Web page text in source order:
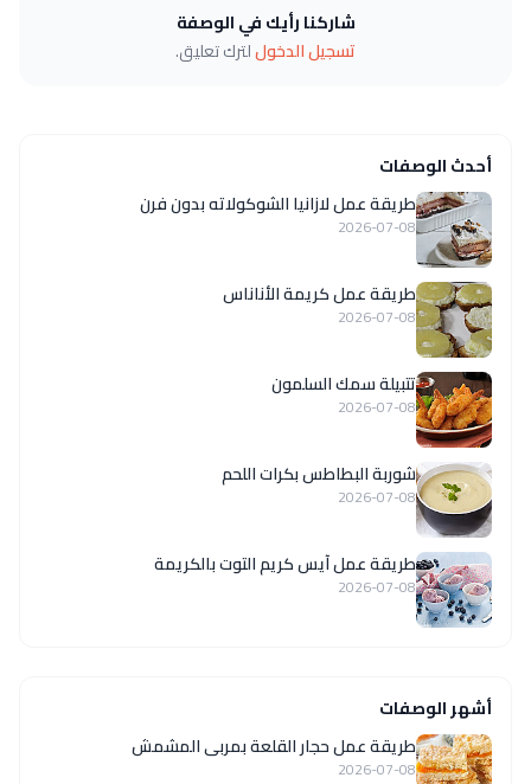
شاركنا رأيك في الوصفة
تسجيل الدخوللترك تعليق.
أحدث الوصفات
طريقة عمل لازانيا الشوكولاته بدون فرن
2026-07-08
طريقة عمل كريمة الأناناس
2026-07-08
تتبيلة سمك السلمون
2026-07-08
شوربة البطاطس بكرات اللحم
2026-07-08
طريقة عمل آيس كريم التوت بالكريمة
2026-07-08
أشهر الوصفات
طريقة عمل حجار القلعة بمربى المشمش
2026-07-08